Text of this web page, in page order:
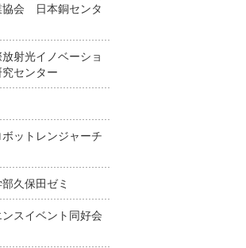
会 日本銅センタ
射光イノベーショ
センター
ットレンジャーチ
久保田ゼミ
スイベント同好会